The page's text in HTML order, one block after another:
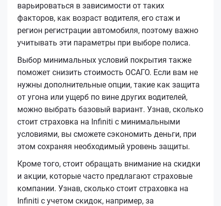
варьироваться в зависимости от таких
факторов, как возраст водителя, его стаж и
регион регистрации автомобиля, поэтому важно
учитывать эти параметры при выборе полиса.
Выбор минимальных условий покрытия также
поможет снизить стоимость ОСАГО. Если вам не
нужны дополнительные опции, такие как защита
от угона или ущерб по вине других водителей,
можно выбрать базовый вариант. Узнав, сколько
стоит страховка на Infiniti с минимальными
условиями, вы сможете сэкономить деньги, при
этом сохраняя необходимый уровень защиты.
Кроме того, стоит обращать внимание на скидки
и акции, которые часто предлагают страховые
компании. Узнав, сколько стоит страховка на
Infiniti с учетом скидок, например, за